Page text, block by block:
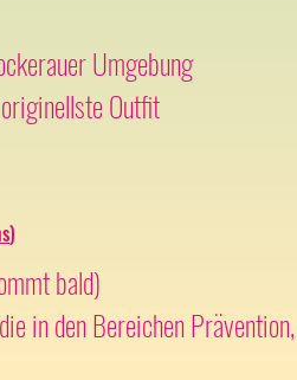
Umgebung
Outfit
)
bald)
in den Bereichen